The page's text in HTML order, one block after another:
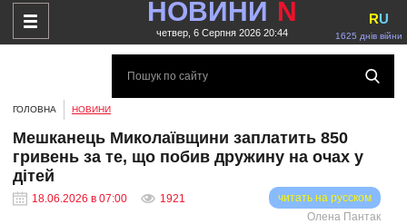
НОВИНИ N
четвер, 6 Серпня 2026 20:44 1625 днів війни
RU
ГОЛОВНА НОВИНИ
Мешканець Миколаївщини заплатить 850
гривень за те, що побив дружину на очах у
дітей
18.06.2026 в 07:00 1921
читать на русском
Олена Пантак